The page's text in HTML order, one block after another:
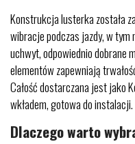
Konstrukcja lusterka została
wibracje podczas jazdy, w tym
uchwyt, odpowiednio dobrane
elementów zapewniają
Całość dostarczana jest jako
wkładem, gotowa do instalacji.
Dlaczego warto